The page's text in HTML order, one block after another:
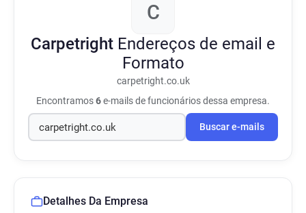
C
Carpetright Endereços de email e
Formato
carpetright.co.uk
Encontramos6e-mails de funcionários dessa empresa.
Buscar e-mails
Detalhes Da Empresa